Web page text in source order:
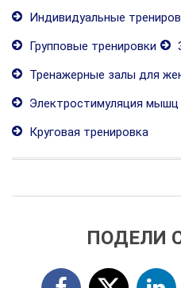
Индивидуальные
Групповые тренировки
Тренажерные залы для
Электростимуляция мышц
Круговая тренировка
ПОДЕЛИ